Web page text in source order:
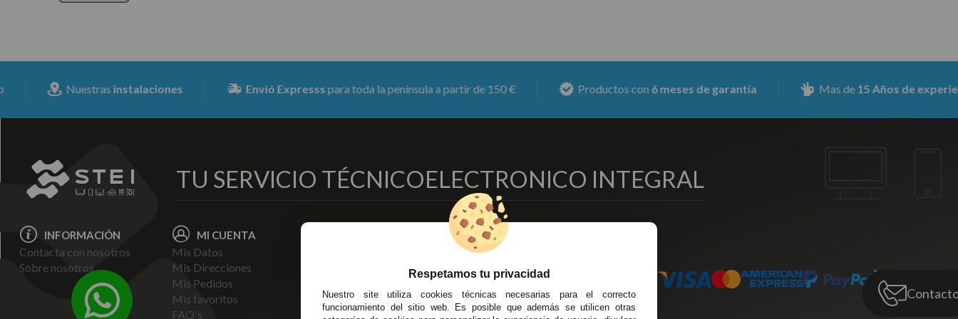
Nuestrasinstalaciones Envió Expressspara toda la península a partir de 150 € Productos con6 meses de garantía Mas de 15 Años de experiencia
TU SERVICIO TÉCNICOELECTRONICO INTEGRAL
INFORMACIÓN
Contacta con nosotros
Sobre nosotros
MI CUENTA
Mis Datos
Mis Direcciones
Mis Pedidos
Mis favoritos
FAQ's
Entregas y Devoluciones
Pago Seguro
Terminos y
DELEGACIONES
Écija - Sevilla
Av. Plaza de Toros. Local 3
Córdoba
C/ Ingeniero Iribarren, 14
Alzira - Valencia
Respetamos tu privacidad
Nuestro site utiliza cookies técnicas necesarias para el correcto
funcionamiento del sitio web. Es posible que además se utilicen otras